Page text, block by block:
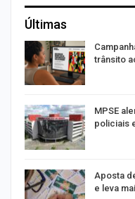
Últimas
trânsito
MPSE
policiais
Aposta
e leva